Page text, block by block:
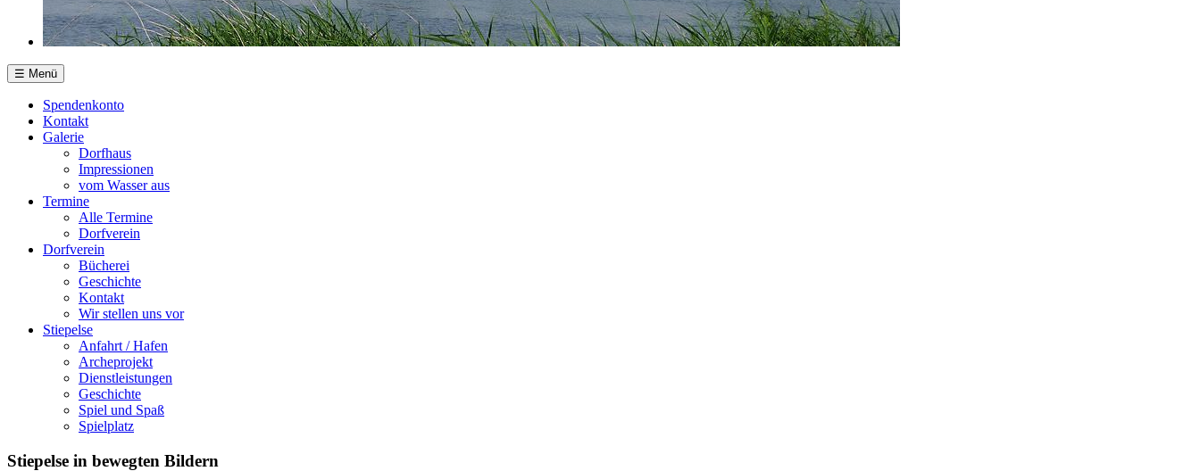
☰ Menü
Spendenkonto
Kontakt
Galerie
Dorfhaus
Impressionen
vom Wasser aus
Termine
Alle Termine
Dorfverein
Dorfverein
Bücherei
Geschichte
Kontakt
Wir stellen uns vor
Stiepelse
Anfahrt / Hafen
Archeprojekt
Dienstleistungen
Geschichte
Spiel und Spaß
Spielplatz
Stiepelse in bewegten Bildern